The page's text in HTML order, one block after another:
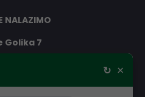
NALAZIMO
Golika 7
↻ ×